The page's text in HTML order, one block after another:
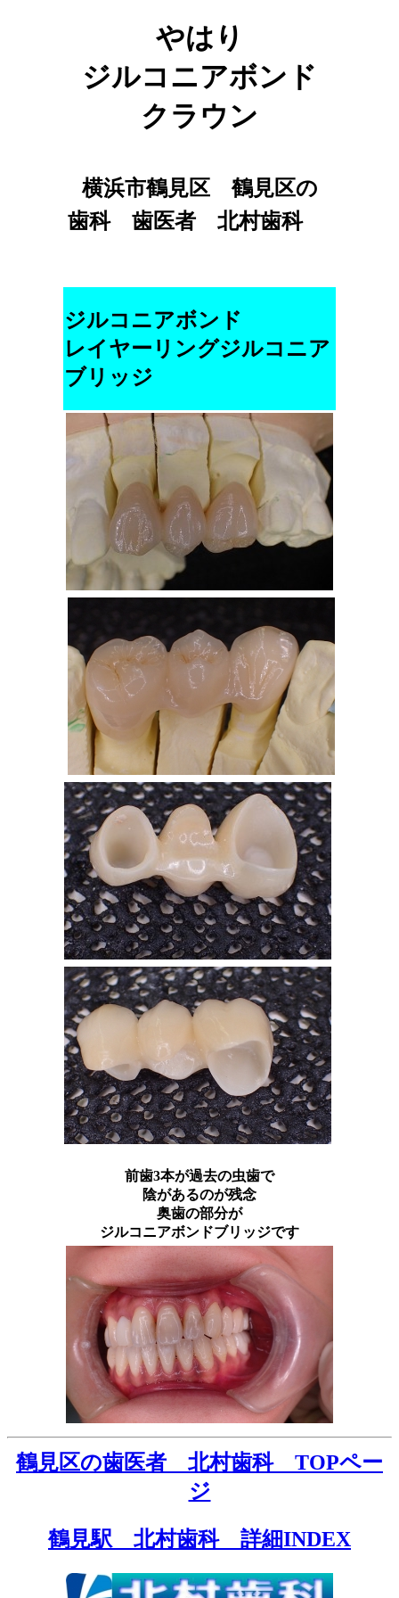
やはり
ジルコニアボンド
クラウン
横浜市鶴見区 鶴見区の
歯科 歯医者 北村歯科
ジルコニアボンド
レイヤーリングジルコニア
ブリッジ
前歯3本が過去の虫歯で
陰があるのが残念
奥歯の部分が
ジルコニアボンドブリッジです
鶴見区の歯医者 北村歯科 TOPペー
ジ
鶴見駅 北村歯科 詳細INDEX